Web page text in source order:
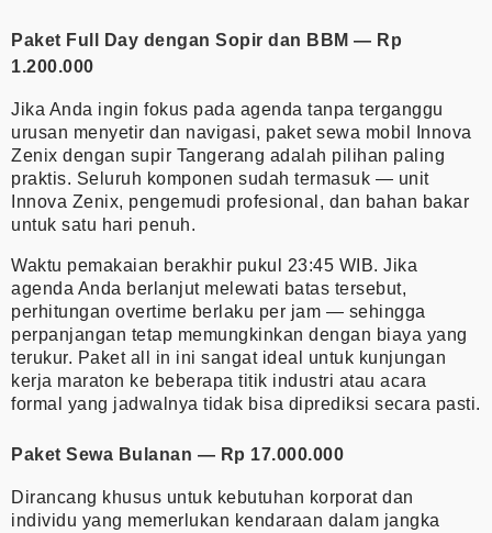
Paket Full Day dengan Sopir dan BBM — Rp
1.200.000
Jika Anda ingin fokus pada agenda tanpa terganggu
urusan menyetir dan navigasi, paket sewa mobil Innova
Zenix dengan supir Tangerang adalah pilihan paling
praktis. Seluruh komponen sudah termasuk — unit
Innova Zenix, pengemudi profesional, dan bahan bakar
untuk satu hari penuh.
Waktu pemakaian berakhir pukul 23:45 WIB. Jika
agenda Anda berlanjut melewati batas tersebut,
perhitungan overtime berlaku per jam — sehingga
perpanjangan tetap memungkinkan dengan biaya yang
terukur. Paket all in ini sangat ideal untuk kunjungan
kerja maraton ke beberapa titik industri atau acara
formal yang jadwalnya tidak bisa diprediksi secara pasti.
Paket Sewa Bulanan — Rp 17.000.000
Dirancang khusus untuk kebutuhan korporat dan
individu yang memerlukan kendaraan dalam jangka